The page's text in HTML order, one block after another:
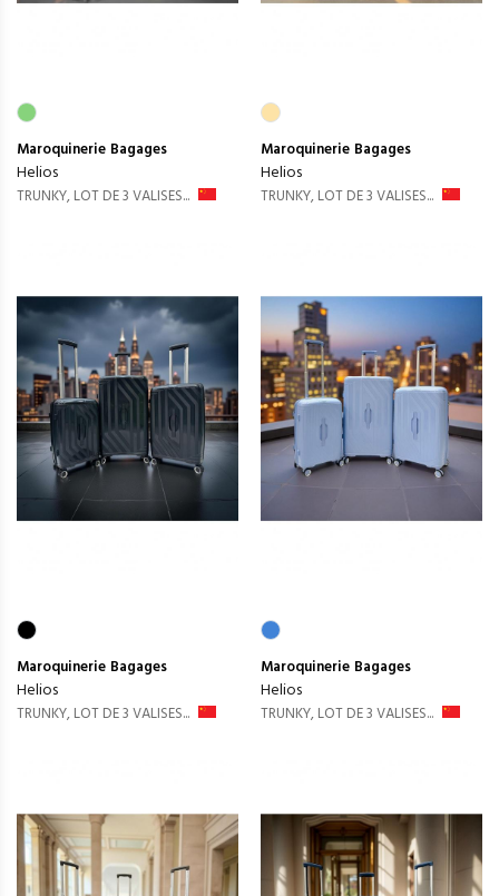
Maroquinerie Bagages
Helios
TRUNKY, LOT DE 3 VALISES...
Maroquinerie Bagages
Helios
TRUNKY, LOT DE 3 VALISES...
Maroquinerie Bagages
Helios
TRUNKY, LOT DE 3 VALISES...
Maroquinerie Bagages
Helios
TRUNKY, LOT DE 3 VALISES...